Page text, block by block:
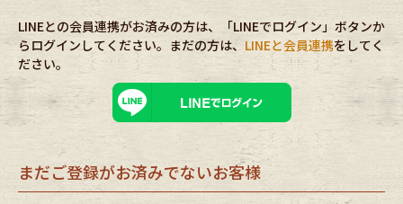
Bottoms Fafatt
レディース商品カテゴリーから探す
Bottoms
Outer One Piece
LINEとの会員連携がお済みの方は、「LINEでログイン」ボタンか
らログインしてください。まだの方は、 LINEと会員連携をしてく
ださい。
まだご登録がお済みでないお客様